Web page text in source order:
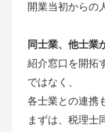
開業当初からの
同士業、他士業
紹介窓口を開拓
ではなく、
各士業との連携
まずは、税理士